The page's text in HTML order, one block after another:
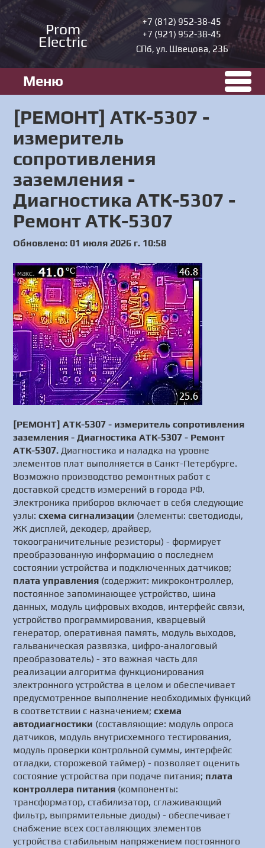
Prom
Electric
+7 (812) 952-38-45
+7 (921) 952-38-45
СПб, ул. Швецова, 23Б
Меню
[РЕМОНТ] АТК-5307 -
измеритель
сопротивления
заземления -
Диагностика АТК-5307 -
Ремонт АТК-5307
Обновлено: 01 июля 2026 г. 10:58
[РЕМОНТ] АТК-5307 - измеритель сопротивления
заземления - Диагностика АТК-5307 - Ремонт
АТК-5307. Диагностика и наладка на уровне
элементов плат выполняется в Санкт-Петербурге.
Возможно производство ремонтных работ с
доставкой средств измерений в города РФ.
Электроника приборов включает в себя следующие
узлы:схема сигнализации (элементы: светодиоды,
ЖК дисплей, декодер, драйвер,
токоограничительные резисторы) - формирует
преобразованную информацию о последнем
состоянии устройства и подключенных датчиков;
плата управления (содержит: микроконтроллер,
постоянное запоминающее устройство, шина
данных, модуль цифровых входов, интерфейс связи,
устройство программирования, кварцевый
генератор, оперативная память, модуль выходов,
гальваническая развязка, цифро-аналоговый
преобразователь) - это важная часть для
реализации алгоритма функционирования
электронного устройства в целом и обеспечивает
предусмотренное выполнение необходимых функций
в соответствии с назначением;схема
автодиагностики (составляющие: модуль опроса
датчиков, модуль внутрисхемного тестирования,
модуль проверки контрольной суммы, интерфейс
отладки, сторожевой таймер) - позволяет оценить
состояние устройства при подаче питания; плата
контроллера питания (компоненты:
трансформатор, стабилизатор, сглаживающий
фильтр, выпрямительные диоды) - обеспечивает
снабжение всех составляющих элементов
устройства стабильным напряжением постоянного